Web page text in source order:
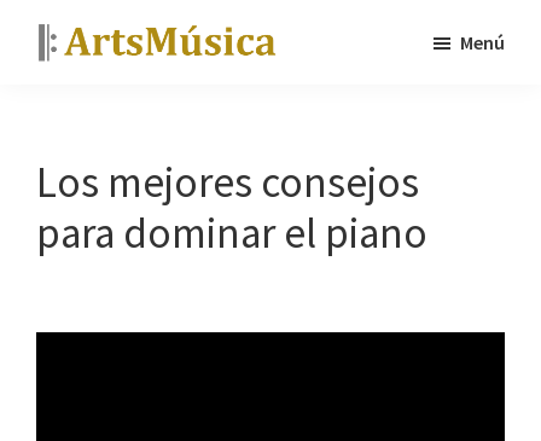
Saltar
Saltar
principal
tutoriales
gratis
Menú
Los mejores consejos
para dominar el piano